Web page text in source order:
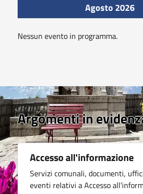
Agosto 2026
Nessun evento in programma.
Argomenti in
Accesso all'informazione
Servizi comunali, documenti,
eventi relativi a Accesso